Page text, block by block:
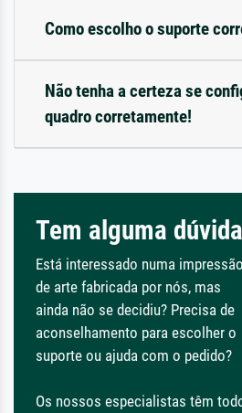
Como escolho o suporte
Não tenha a certeza se
quadro corretamente!
Tem alguma
Está interessado numa impressão
de arte fabricada por nós, mas
ainda não se decidiu? Precisa de
aconselhamento para escolher o
suporte ou ajuda com o pedido?
Os nossos especialistas têm